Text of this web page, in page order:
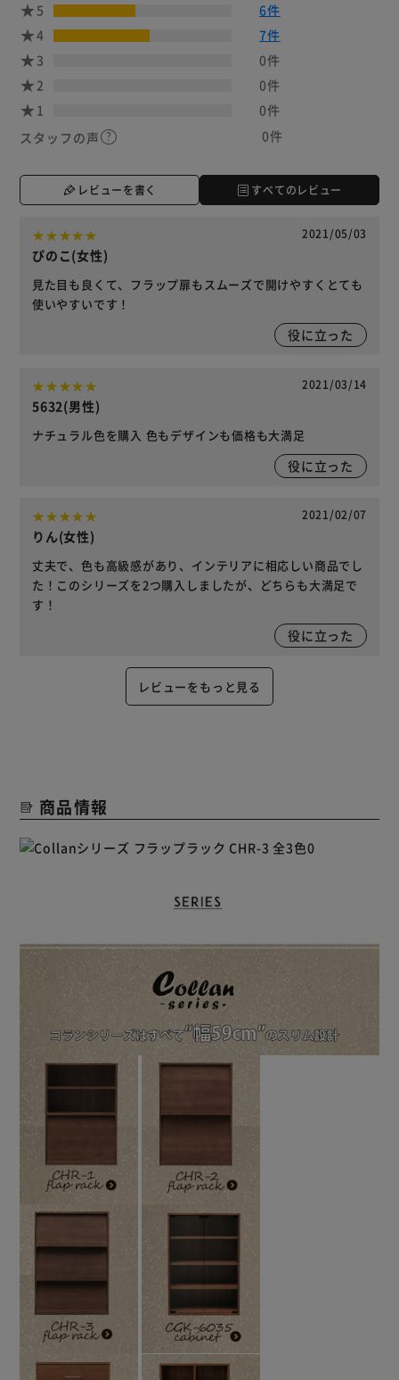
5
6件
4
7件
3
0件
2
0件
1
0件
スタッフの声
0件
レビューを書く すべてのレビュー
2021/05/03
ぴのこ(女性)
見た目も良くて、フラップ扉もスムーズで開けやすくとても
使いやすいです！
役に立った
2021/03/14
5632(男性)
ナチュラル色を購入 色もデザインも価格も大満足
役に立った
2021/02/07
りん(女性)
丈夫で、色も高級感があり、インテリアに相応しい商品でし
た！このシリーズを2つ購入しましたが、どちらも大満足で
す！
役に立った
レビューをもっと見る
商品情報